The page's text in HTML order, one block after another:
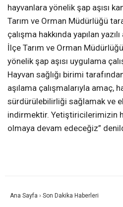
hayvanlara yönelik şap aşısı
Tarım ve Orman Müdürlüğü
çalışma hakkında yapılan
İlçe Tarım ve Orman
yönelik şap aşısı uygulama
Hayvan sağlığı birimi
aşılama çalışmalarıyla amaç,
sürdürülebilirliği sağlamak ve
indirmektir. Yetiştiricilerimizin
olmaya devam edeceğiz”
Ana Sayfa › Son Dakika Haberleri